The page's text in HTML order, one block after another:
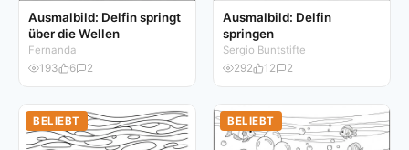
Ausmalbild: Delfin springt
über die Wellen
Fernanda
193
6 2
Ausmalbild: Delfin
springen
Sergio Buntstifte
292
12 2
BELIEBT BELIEBT